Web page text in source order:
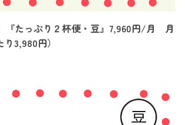
『たっぷり２杯便・豆』7,960円/月 月
3,980円）